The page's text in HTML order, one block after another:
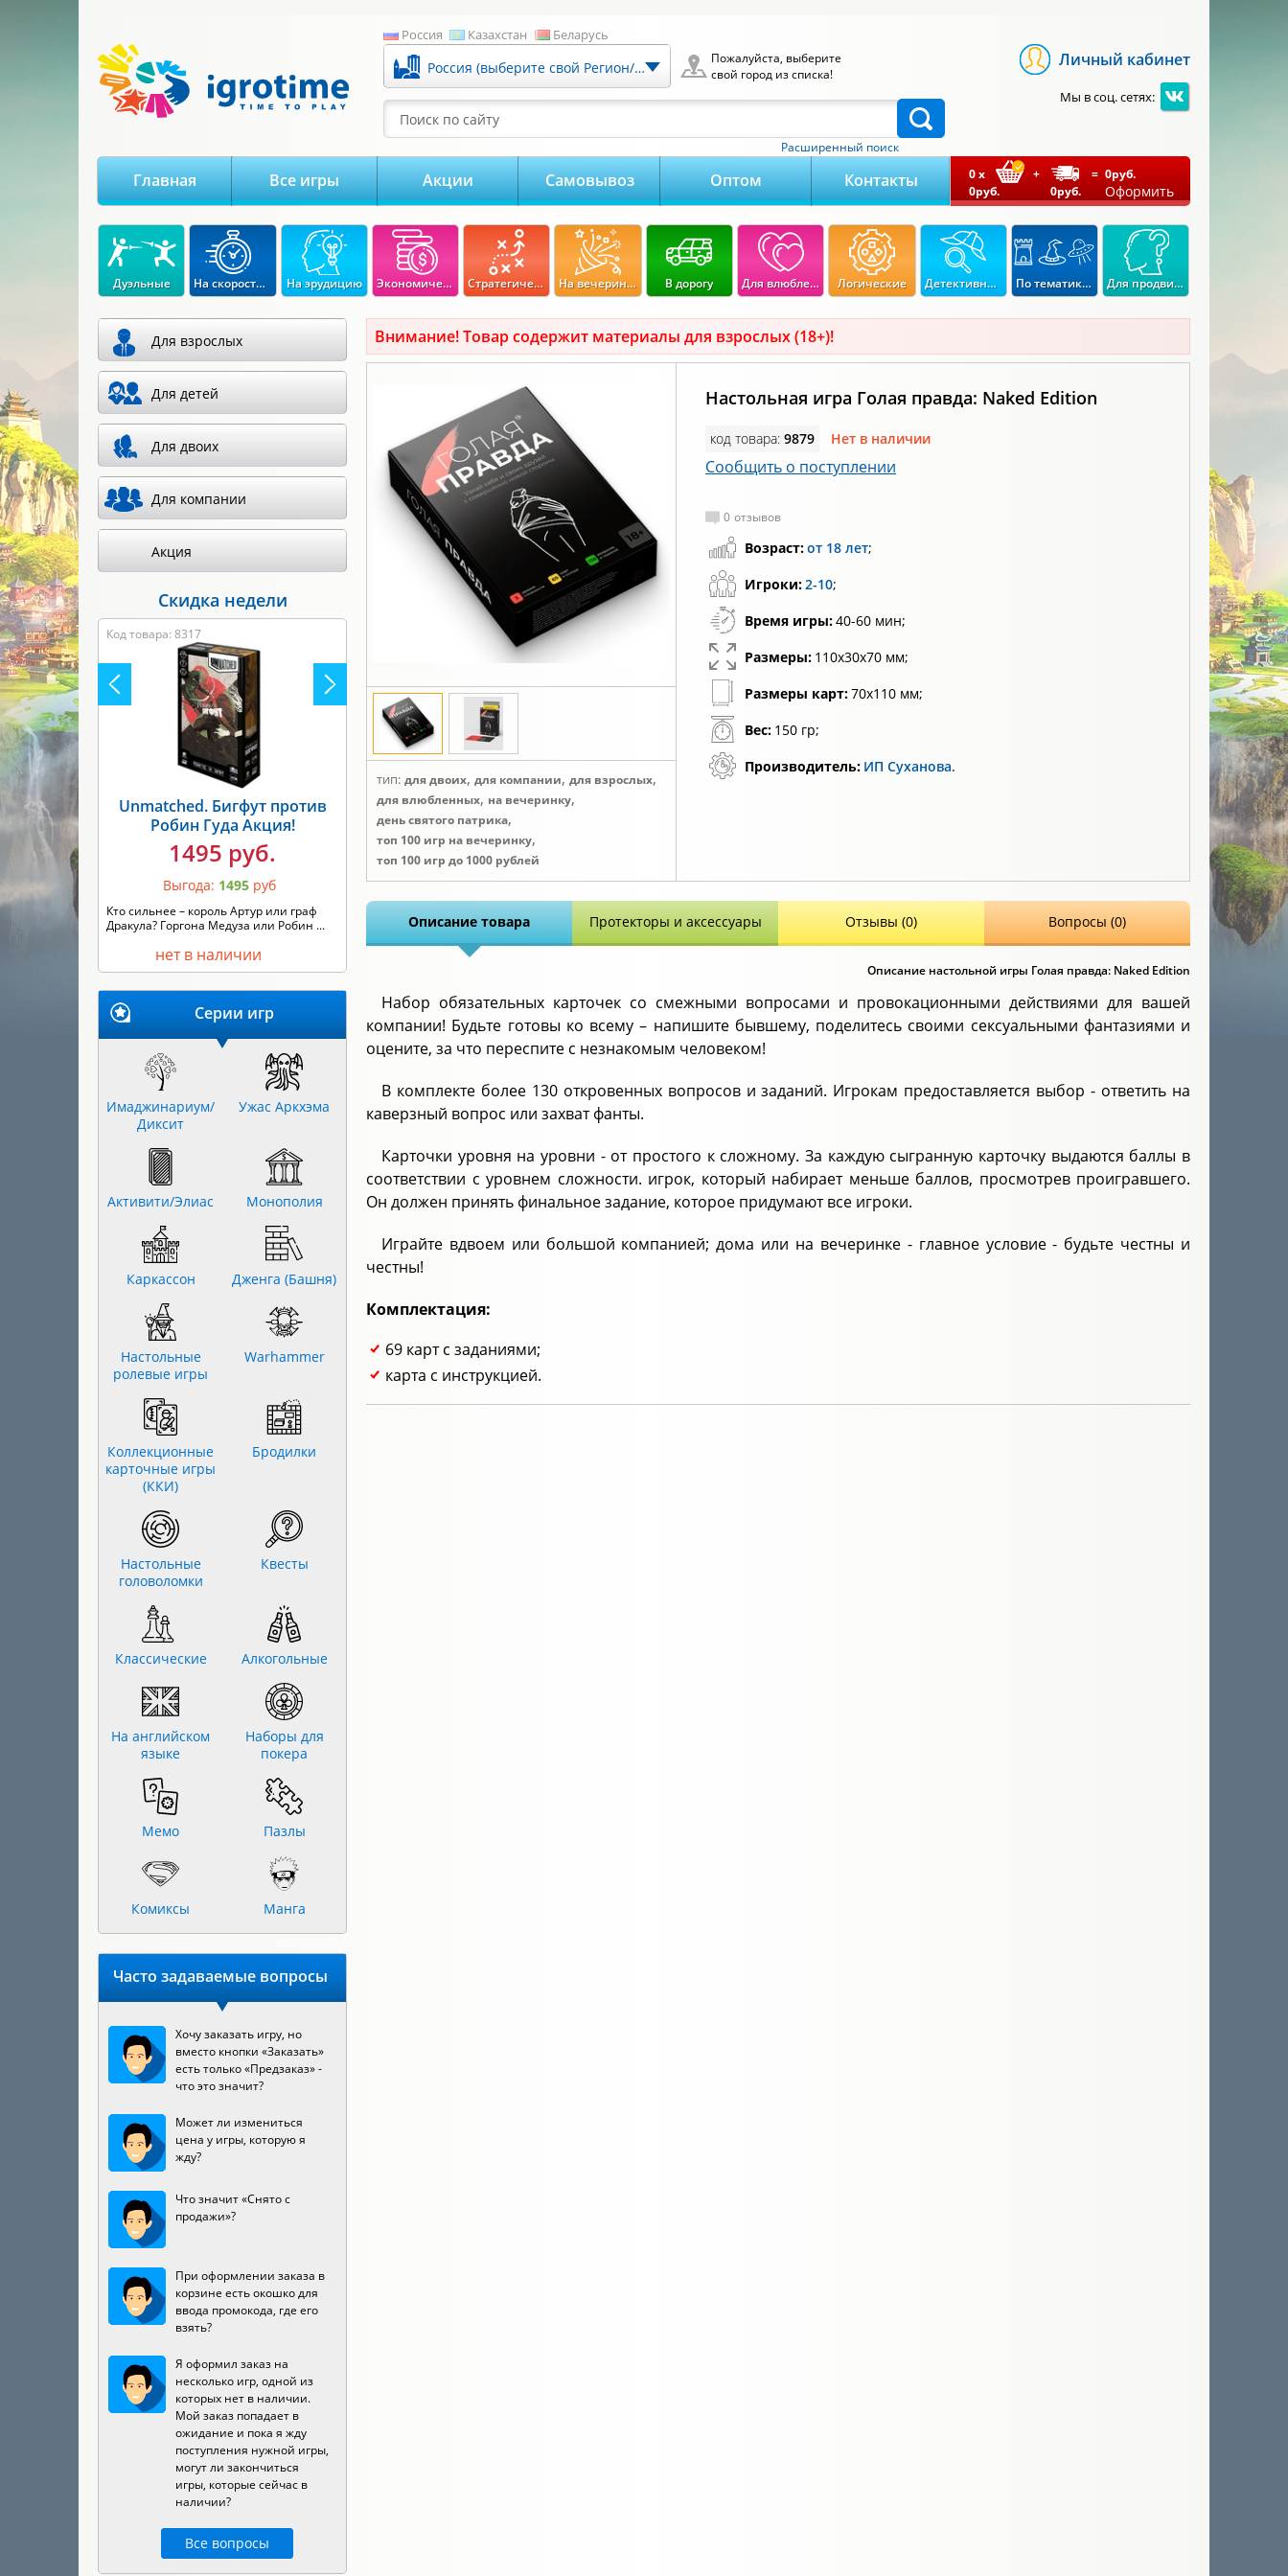
Россия Казахстан Беларусь
Россия (выберите свой Регион/Город)
Пожалуйста, выберите
свой город из списка!
Поиск по сайту
Расширенный поиск
Личный кабинет
Мы в соц. сетях:
Главная Все игры Акции Самовывоз Оптом Контакты 0x
0руб.
+
0руб.
= 0руб.
Оформить
Дуэльные На скорость реакции На эрудицию Экономические Стратегические На вечеринку В дорогу Для влюбленных Логические Детективные По тематикам Для продвинутых
Внимание! Товар содержит материалы для взрослых (18+)!
тип: для двоих, для компании, для взрослых,
для влюбленных, на вечеринку,
день святого патрика,
топ 100 игр на вечеринку,
топ 100 игр до 1000 рублей
Настольная игра Голая правда: Naked Edition
код товара: 9879 Нет в наличии
Сообщить о поступлении
0 отзывов
Возраст:от 18 лет;
Игроки:2-10;
Время игры:40-60 мин;
Размеры: 110х30х70 мм;
Размеры карт:70х110 мм;
Вес: 150 гр;
Производитель: ИП Суханова.
Описание товара Протекторы и аксессуары Отзывы (0) Вопросы (0)
Описание настольной игры Голая правда: Naked Edition
Набор обязательных карточек со смежными вопросами и провокационными действиями для вашей
компании! Будьте готовы ко всему – напишите бывшему, поделитесь своими сексуальными фантазиями и
оцените, за что переспите с незнакомым человеком!
В комплекте более 130 откровенных вопросов и заданий. Игрокам предоставляется выбор - ответить на
каверзный вопрос или захват фанты.
Карточки уровня на уровни - от простого к сложному. За каждую сыгранную карточку выдаются баллы в
соответствии с уровнем сложности. игрок, который набирает меньше баллов, просмотрев проигравшего.
Он должен принять финальное задание, которое придумают все игроки.
Играйте вдвоем или большой компанией; дома или на вечеринке - главное условие - будьте честны и
честны!
Комплектация:
69 карт с заданиями;
карта с инструкцией.
Для взрослых
Для детей
Для двоих
Для компании
Акция
Скидка недели
Код товара: 8317
Unmatched. Бигфут против
Робин Гуда Акция!
1495 руб.
Выгода: 1495 руб
Кто сильнее – король Артур или граф
Дракула? Горгона Медуза или Робин ...
нет в наличии
Серии игр
Имаджинариум/
Диксит
Ужас Аркхэма
Активити/Элиас Монополия
Каркассон Дженга (Башня)
Настольные
ролевые игры
Warhammer
Коллекционные
карточные игры
(ККИ)
Бродилки
Настольные
головоломки
Квесты
Классические Алкогольные
На английском
языке
Наборы для
покера
Мемо Пазлы
Комиксы Манга
Часто задаваемые вопросы
Хочу заказать игру, но
вместо кнопки «Заказать»
есть только «Предзаказ» -
что это значит?
Может ли измениться
цена у игры, которую я
жду?
Что значит «Снято с
продажи»?
При оформлении заказа в
корзине есть окошко для
ввода промокода, где его
взять?
Я оформил заказ на
несколько игр, одной из
которых нет в наличии.
Мой заказ попадает в
ожидание и пока я жду
поступления нужной игры,
могут ли закончиться
игры, которые сейчас в
наличии?
Все вопросы